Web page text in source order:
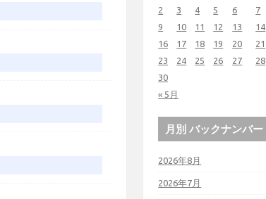
« 5月
2
3 4 5 6 7
9
10 11 12 13 14
16
17 18 19 20 21
23
24 25 26 27 28
30
月別 バックナンバー
2026年8月
2026年7月